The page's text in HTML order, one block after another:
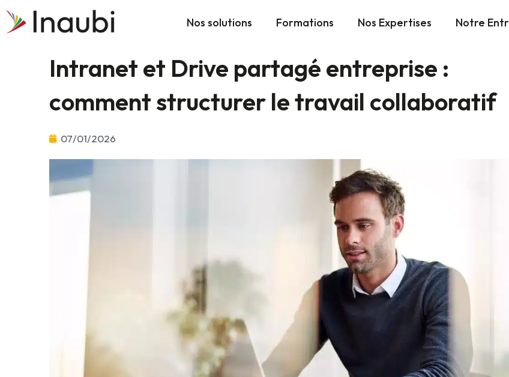
Aller
Nos solutions Formations Nos Expertises Notre
Intranet et Drive partagé entreprise :
comment structurer le travail collaboratif
07/01/2026